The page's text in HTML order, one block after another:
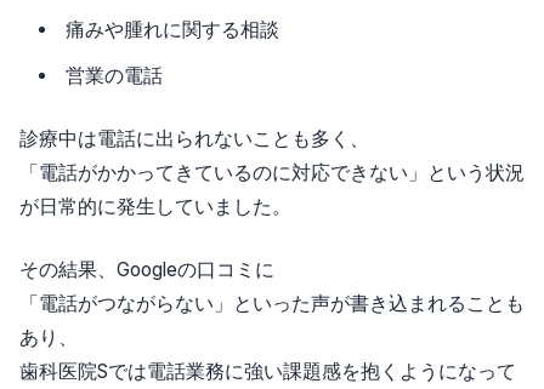
痛みや腫れに関する相談
営業の電話
診療中は電話に出られないことも多く、
「電話がかかってきているのに対応できない」という状況
が日常的に発生していました。
その結果、Googleの口コミに
「電話がつながらない」といった声が書き込まれることも
あり、
歯科医院Sでは電話業務に強い課題感を抱くようになって